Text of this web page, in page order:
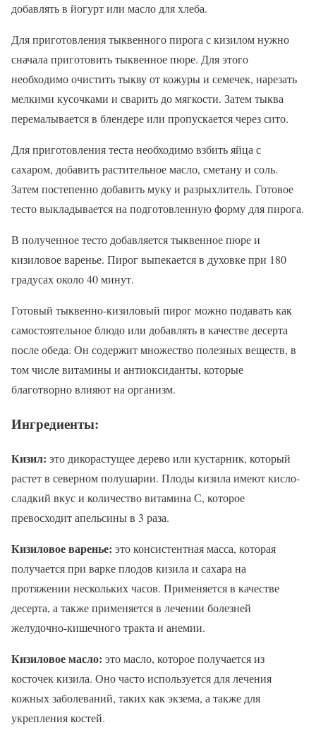
добавлять в йогурт или масло для хлеба.
Для приготовления тыквенного пирога с кизилом нужно
сначала приготовить тыквенное пюре. Для этого
необходимо очистить тыкву от кожуры и семечек, нарезать
мелкими кусочками и сварить до мягкости. Затем тыква
перемалывается в блендере или пропускается через сито.
Для приготовления теста необходимо взбить яйца с
сахаром, добавить растительное масло, сметану и соль.
Затем постепенно добавить муку и разрыхлитель. Готовое
тесто выкладывается на подготовленную форму для пирога.
В полученное тесто добавляется тыквенное пюре и
кизиловое варенье. Пирог выпекается в духовке при 180
градусах около 40 минут.
Готовый тыквенно-кизиловый пирог можно подавать как
самостоятельное блюдо или добавлять в качестве десерта
после обеда. Он содержит множество полезных веществ, в
том числе витамины и антиоксиданты, которые
благотворно влияют на организм.
Ингредиенты:
Кизил: это дикорастущее дерево или кустарник, который
растет в северном полушарии. Плоды кизила имеют кисло-
сладкий вкус и количество витамина С, которое
превосходит апельсины в 3 раза.
Кизиловое варенье: это консистентная масса, которая
получается при варке плодов кизила и сахара на
протяжении нескольких часов. Применяется в качестве
десерта, а также применяется в лечении болезней
желудочно-кишечного тракта и анемии.
Кизиловое масло: это масло, которое получается из
косточек кизила. Оно часто используется для лечения
кожных заболеваний, таких как экзема, а также для
укрепления костей.